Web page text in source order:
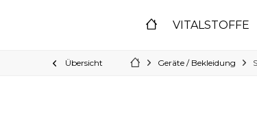
VITALSTOFFE
Übersicht Geräte / Bekleidung